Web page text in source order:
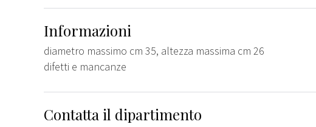
Informazioni
diametro massimo cm 35, altezza massima cm 26
difetti e mancanze
Contatta il dipartimento